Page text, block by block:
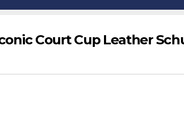
Court Cup Leather